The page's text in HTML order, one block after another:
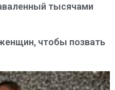
тысячами
чтобы позвать